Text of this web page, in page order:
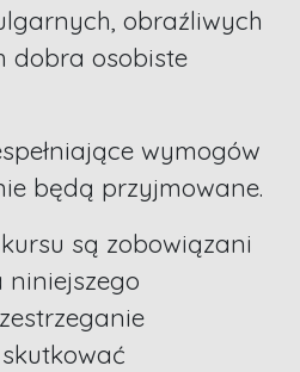
obraźliwych
dobra osobiste
wymogów
będą przyjmowane.
są zobowiązani